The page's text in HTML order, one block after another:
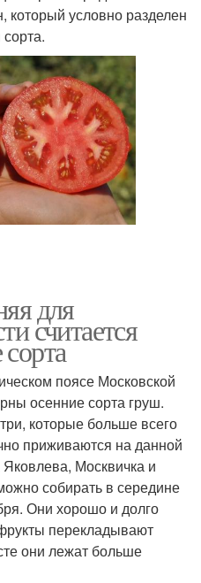
который условно разделен
для
считается
поясе Московской
осенние сорта груш.
которые больше всего
приживаются на данной
Москвичка и
собирать в середине
Они хорошо и долго
перекладывают
они лежат больше